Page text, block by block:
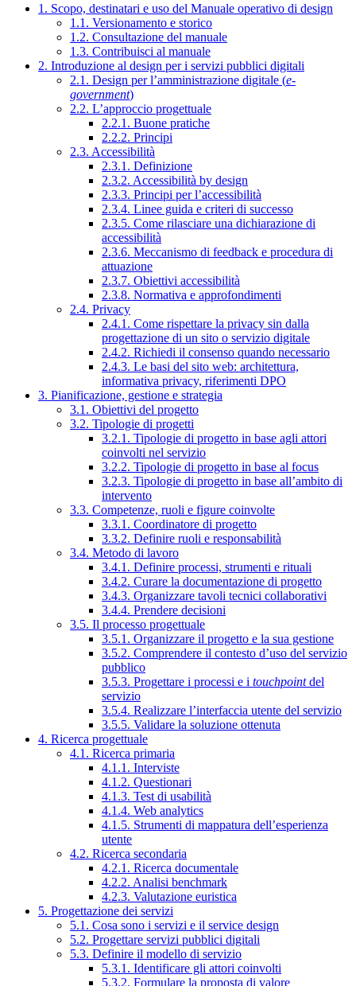
1. Scopo, destinatari e uso del Manuale operativo di design
1.1. Versionamento e storico
1.2. Consultazione del manuale
1.3. Contribuisci al manuale
2. Introduzione al design per i servizi pubblici digitali
2.1. Design per l’amministrazione digitale (e-
government)
2.2. L’approccio progettuale
2.2.1. Buone pratiche
2.2.2. Principi
2.3. Accessibilità
2.3.1. Definizione
2.3.2. Accessibilità by design
2.3.3. Principi per l’accessibilità
2.3.4. Linee guida e criteri di successo
2.3.5. Come rilasciare una dichiarazione di
accessibilità
2.3.6. Meccanismo di feedback e procedura di
attuazione
2.3.7. Obiettivi accessibilità
2.3.8. Normativa e approfondimenti
2.4. Privacy
2.4.1. Come rispettare la privacy sin dalla
progettazione di un sito o servizio digitale
2.4.2. Richiedi il consenso quando necessario
2.4.3. Le basi del sito web: architettura,
informativa privacy, riferimenti DPO
3. Pianificazione, gestione e strategia
3.1. Obiettivi del progetto
3.2. Tipologie di progetti
3.2.1. Tipologie di progetto in base agli attori
coinvolti nel servizio
3.2.2. Tipologie di progetto in base al focus
3.2.3. Tipologie di progetto in base all’ambito di
intervento
3.3. Competenze, ruoli e figure coinvolte
3.3.1. Coordinatore di progetto
3.3.2. Definire ruoli e responsabilità
3.4. Metodo di lavoro
3.4.1. Definire processi, strumenti e rituali
3.4.2. Curare la documentazione di progetto
3.4.3. Organizzare tavoli tecnici collaborativi
3.4.4. Prendere decisioni
3.5. Il processo progettuale
3.5.1. Organizzare il progetto e la sua gestione
3.5.2. Comprendere il contesto d’uso del servizio
pubblico
3.5.3. Progettare i processi e i touchpointdel
servizio
3.5.4. Realizzare l’interfaccia utente del servizio
3.5.5. Validare la soluzione ottenuta
4. Ricerca progettuale
4.1. Ricerca primaria
4.1.1. Interviste
4.1.2. Questionari
4.1.3. Test di usabilità
4.1.4. Web analytics
4.1.5. Strumenti di mappatura dell’esperienza
utente
4.2. Ricerca secondaria
4.2.1. Ricerca documentale
4.2.2. Analisi benchmark
4.2.3. Valutazione euristica
5. Progettazione dei servizi
5.1. Cosa sono i servizi e il service design
5.2. Progettare servizi pubblici digitali
5.3. Definire il modello di servizio
5.3.1. Identificare gli attori coinvolti
5.3.2. Formulare la proposta di valore